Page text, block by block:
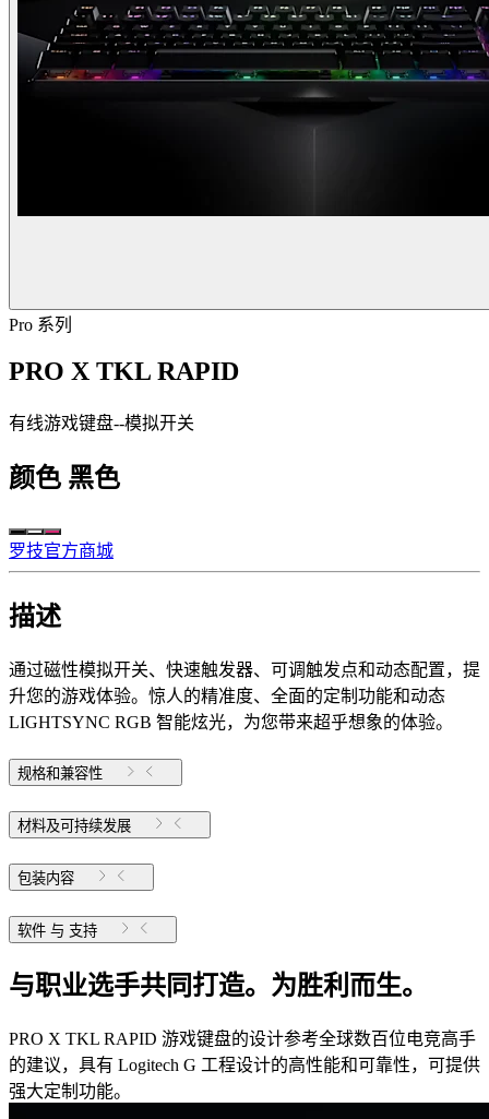
Pro 系列
PRO X TKL RAPID
有线游戏键盘--模拟开关
颜色 黑色
罗技官方商城
描述
通过磁性模拟开关、快速触发器、可调触发点和动态配置，提
升您的游戏体验。惊人的精准度、全面的定制功能和动态
LIGHTSYNC RGB 智能炫光，为您带来超乎想象的体验。
规格和兼容性
材料及可持续发展
包装内容
软件 与 支持
与职业选手共同打造。为胜利而生。
PRO X TKL RAPID 游戏键盘的设计参考全球数百位电竞高手
的建议，具有 Logitech G 工程设计的高性能和可靠性，可提供
强大定制功能。